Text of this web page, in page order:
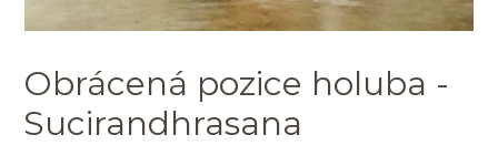
Obrácená pozice holuba -
Sucirandhrasana